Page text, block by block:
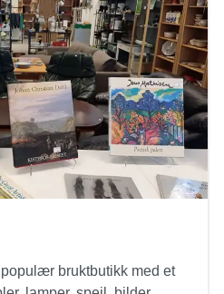
bruktbutikk med et